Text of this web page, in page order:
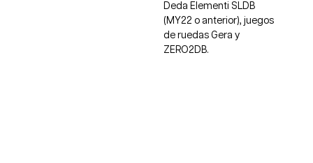
Deda Elementi SLDB
(MY22 o anterior), juegos
de ruedas Gera y
ZERO2DB.